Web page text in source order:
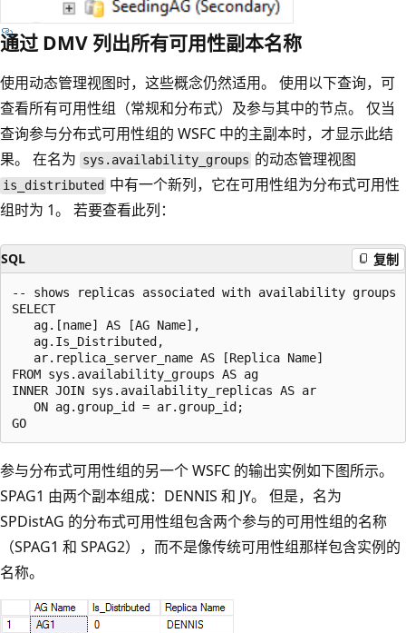
通过 DMV 列出所有可用性副本名称
使用动态管理视图时，这些概念仍然适用。 使用以下查询，可
查看所有可用性组（常规和分布式）及参与其中的节点。 仅当
查询参与分布式可用性组的 WSFC 中的主副本时，才显示此结
果。 在名为 sys.availability_groups 的动态管理视图
is_distributed 中有一个新列，它在可用性组为分布式可用性
组时为 1。 若要查看此列：
SQL 复制
-- shows replicas associated with availability groups
SELECT
   ag.[name] AS [AG Name],
   ag.Is_Distributed,
   ar.replica_server_name AS [Replica Name]
FROM sys.availability_groups AS ag
INNER JOIN sys.availability_replicas AS ar
   ON ag.group_id = ar.group_id;
参与分布式可用性组的另一个 WSFC 的输出实例如下图所示。
SPAG1 由两个副本组成：DENNIS 和 JY。 但是，名为
SPDistAG 的分布式可用性组包含两个参与的可用性组的名称
（SPAG1 和 SPAG2），而不是像传统可用性组那样包含实例的
名称。